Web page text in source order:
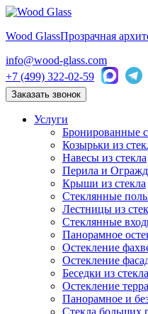
Wood GlassПрозрачная
info@wood-glass.com
+7 (499) 322-02-59
Заказать звонок
Услуги
Бронированные
Козырьки из
Навесы из стекла
Перила и
Крыши из стекла
Стеклянные
Лестницы из
Стеклянные
Панорамное
Остекление
Остекление
Беседки из стекла
Остекление
Панорамное и
Стекла больших